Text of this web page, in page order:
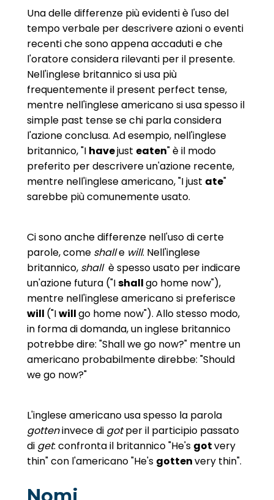
Una delle differenze più evidenti è l'uso del
tempo verbale per descrivere azioni o eventi
recenti che sono appena accaduti e che
l'oratore considera rilevanti per il presente.
Nell'inglese britannico si usa più
frequentemente il present perfect tense,
mentre nell'inglese americano si usa spesso il
simple past tense se chi parla considera
l'azione conclusa. Ad esempio, nell'inglese
britannico, "I havejust eaten" è il modo
preferito per descrivere un'azione recente,
mentre nell'inglese americano, "I just ate"
sarebbe più comunemente usato.
Ci sono anche differenze nell'uso di certe
parole, come shalle will. Nell'inglese
britannico, shall è spesso usato per indicare
un'azione futura ("Ishallgo home now"),
mentre nell'inglese americano si preferisce
will ("Iwillgo home now"). Allo stesso modo,
in forma di domanda, un inglese britannico
potrebbe dire: "Shall we go now?" mentre un
americano probabilmente direbbe: "Should
we go now?"
L'inglese americano usa spesso la parola
gotteninvece di gotper il participio passato
di get: confronta il britannico "He's gotvery
thin" con l'americano "He's gottenvery thin".